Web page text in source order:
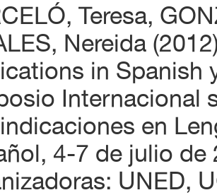
Teresa,
Nereida
in Spanish
Internacional
en
4-7 de julio de
UNED,